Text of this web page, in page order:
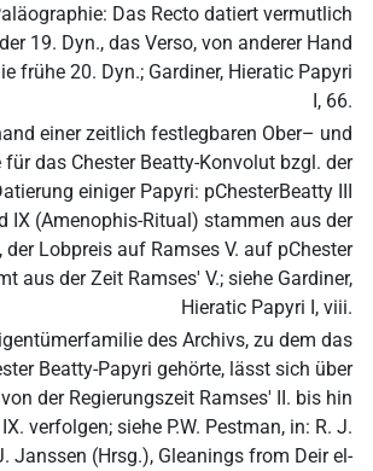
Das Recto datiert vermutlich
19. Dyn., das Verso, von anderer Hand
frühe 20. Dyn.; Gardiner, Hieratic Papyri
I, 66.
einer zeitlich festlegbaren Ober– und
für das Chester Beatty-Konvolut bzgl. der
einiger Papyri: pChesterBeatty III
IX (Amenophis-Ritual) stammen aus der
der Lobpreis auf Ramses V. auf pChester
aus der Zeit Ramses' V.; siehe Gardiner,
Hieratic Papyri I, viii.
des Archivs, zu dem das
Beatty-Papyri gehörte, lässt sich über
der Regierungszeit Ramses' II. bis hin
verfolgen; siehe P.W. Pestman, in: R. J.
Janssen (Hrsg.), Gleanings from Deir el-